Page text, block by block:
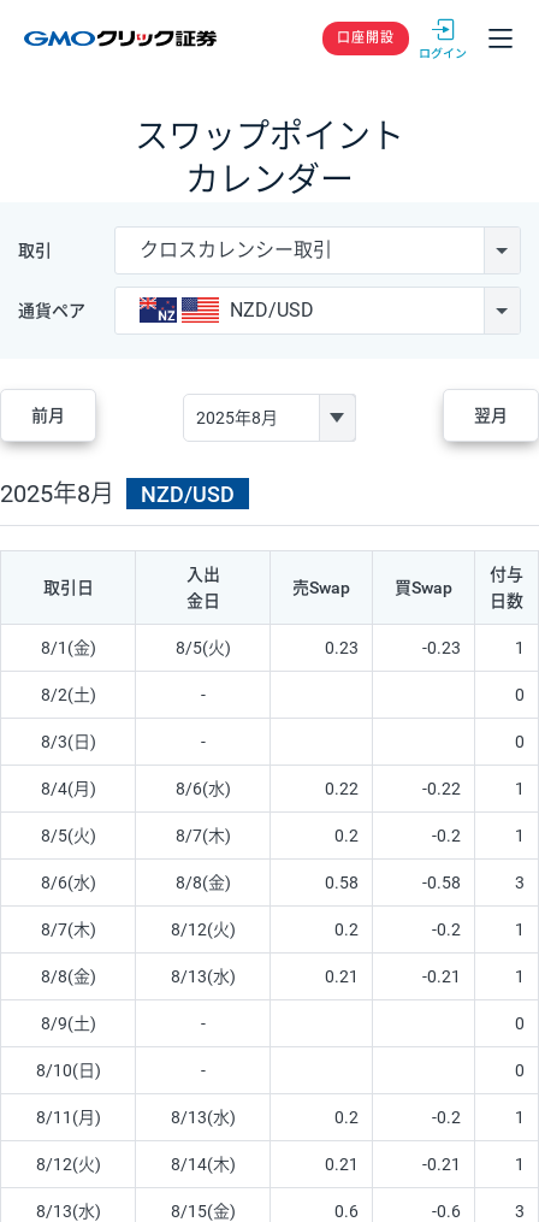
GMOクリック
口座開設
スワップポイント
カレンダー
取引 クロスカレンシー取引
通貨ペア NZD/USD
前月 翌月
2025年8月 NZD/USD
取引日
入出
金日
売Swap 買Swap
付与
日数
8/1(金) 8/5(火) 0.23 -0.23 1
8/2(土) - 0
8/3(日) - 0
8/4(月) 8/6(水) 0.22 -0.22 1
8/5(火) 8/7(木) 0.2 -0.2 1
8/6(水) 8/8(金) 0.58 -0.58 3
8/7(木) 8/12(火) 0.2 -0.2 1
8/8(金) 8/13(水) 0.21 -0.21 1
8/9(土) - 0
8/10(日) - 0
8/11(月) 8/13(水) 0.2 -0.2 1
8/12(火) 8/14(木) 0.21 -0.21 1
8/13(水) 8/15(金) 0.6 -0.6 3